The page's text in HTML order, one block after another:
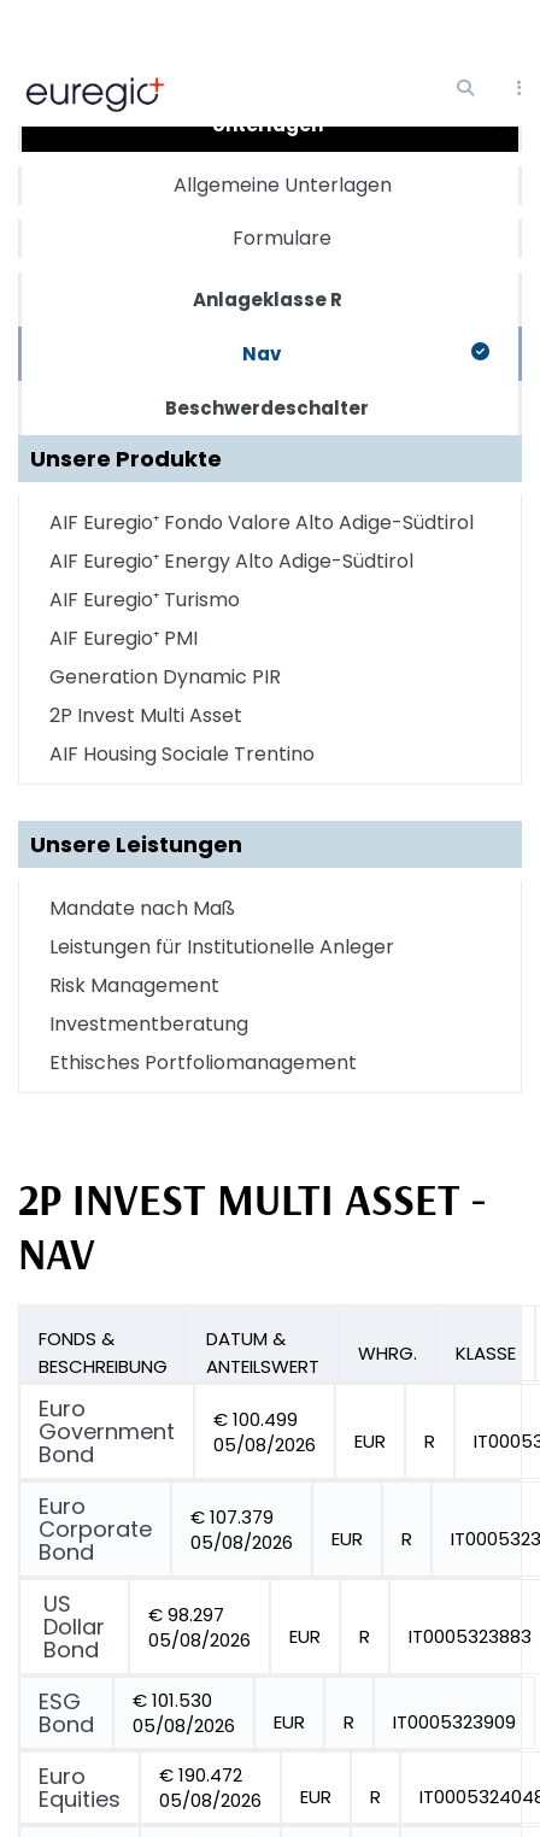
zum
Inhalt
Unterlagen
Allgemeine Unterlagen
Formulare
Anlageklasse R
Nav
Beschwerdeschalter
Unsere Produkte
AIF Euregio⁺ Fondo Valore Alto Adige-Südtirol
AIF Euregio⁺ Energy Alto Adige-Südtirol
AIF Euregio⁺ Turismo
AIF Euregio⁺ PMI
Generation Dynamic PIR
2P Invest Multi Asset
AIF Housing Sociale Trentino
Unsere Leistungen
Mandate nach Maß
Leistungen für Institutionelle Anleger
Risk Management
Investmentberatung
Ethisches Portfoliomanagement
2P INVEST MULTI ASSET -
NAV
FONDS &
BESCHREIBUNG
DATUM &
ANTEILSWERT
WHRG. KLASSE
Euro
Government
Bond
€ 100.499
05/08/2026
EUR R
Euro
Corporate
Bond
€ 107.379
05/08/2026
EUR R
US
Dollar
Bond
€ 98.297
05/08/2026
EUR R IT0005323883
ESG
Bond
€ 101.530
05/08/2026
EUR R IT0005323909
Euro
Equities
€ 190.472
05/08/2026
EUR R